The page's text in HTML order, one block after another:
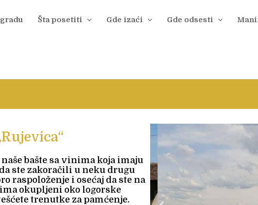
Šta posetiti Gde izaći Gde odsesti
bašte sa vinima koja imaju
ste zakoračili u neku drugu
raspoloženje i osećaj da ste na
okupljeni oko logorske
trenutke za pamćenje.